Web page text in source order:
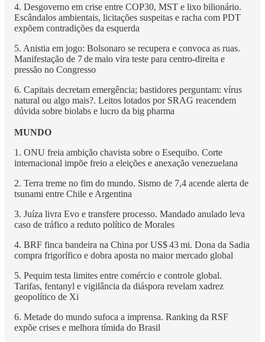
4. Desgoverno em crise entre COP30, MST e lixo bilionário.
Escândalos ambientais, licitações suspeitas e racha com PDT
expõem contradições da esquerda
5. Anistia em jogo: Bolsonaro se recupera e convoca as ruas.
Manifestação de 7 de maio vira teste para centro‑direita e
pressão no Congresso
6. Capitais decretam emergência; bastidores perguntam: vírus
natural ou algo mais?. Leitos lotados por SRAG reacendem
dúvida sobre biolabs e lucro da big pharma
MUNDO
1. ONU freia ambição chavista sobre o Esequibo. Corte
internacional impõe freio a eleições e anexação venezuelana
2. Terra treme no fim do mundo. Sismo de 7,4 acende alerta de
tsunami entre Chile e Argentina
3. Juíza livra Evo e transfere processo. Mandado anulado leva
caso de tráfico a reduto político de Morales
4. BRF finca bandeira na China por US$ 43 mi. Dona da Sadia
compra frigorífico e dobra aposta no maior mercado global
5. Pequim testa limites entre comércio e controle global.
Tarifas, fentanyl e vigilância da diáspora revelam xadrez
geopolítico de Xi
6. Metade do mundo sufoca a imprensa. Ranking da RSF
expõe crises e melhora tímida do Brasil